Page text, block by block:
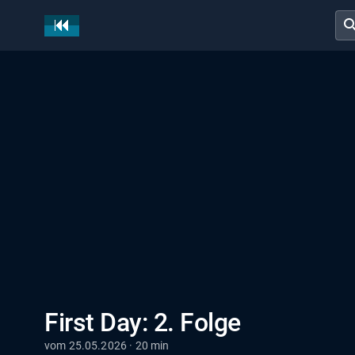
First Day: 2. Folge
vom 25.05.2026 · 20 min